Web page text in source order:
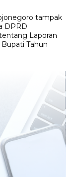
tampak
DPRD
Laporan
Tahun